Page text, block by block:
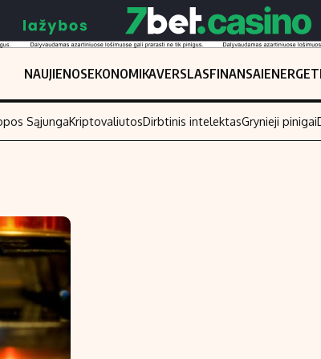
NAUJIENOSEKONOMIKAVERSLASFINANSAI
SąjungaKriptovaliutosDirbtinis intelektasGrynieji pinigai